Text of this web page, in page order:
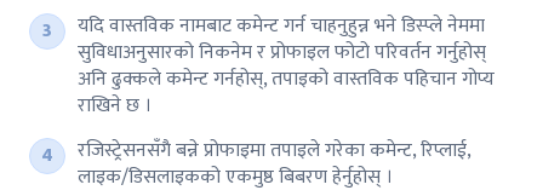
यदि वास्तविक नामबाट कमेन्ट गर्न चाहनुहुन्न भने डिस्प्ले नेममा
सुविधाअनुसारको निकनेम र प्रोफाइल फोटो परिवर्तन गर्नुहोस्
अनि ढुक्कले कमेन्ट गर्नहोस्, तपाइको वास्तविक पहिचान गोप्य
राखिने छ ।
रजिस्ट्रेसनसँगै बन्ने प्रोफाइमा तपाइले गरेका कमेन्ट, रिप्लाई,
लाइक/डिसलाइकको एकमुष्ठ बिबरण हेर्नुहोस् ।